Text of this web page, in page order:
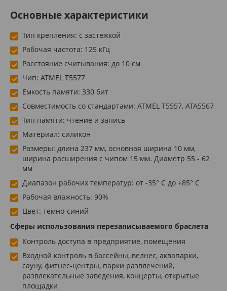
Основные характеристики
Тип крепления: с застежкой
Рабочая частота: 125 кГц
Расстояние считывания: до 10 см
Чип: ATMEL T5577
Емкость памяти: 330 бит
Совместимость со стандартами: ATMEL T5557, ATA5567
Тип памяти: чтение и запись
Материал: силикон
Размеры: длина 237 мм, основная ширина 10 мм,
ширина расширения с чипом 15 мм. Диаметр 55 - 62
мм
Диапазон рабочих температур: от -35° С до +85° С
Рабочая влажность: 90%
Цвет: темно-синий
Сферы использования перезаписываемого браслета
Контроль доступа в предприятие, помещения
Входной контроль в бассейны, велнес, аквапарки,
сауну, фитнес-центры, парки развлечений,
развлекательные заведения, концерты, открытые
площадки